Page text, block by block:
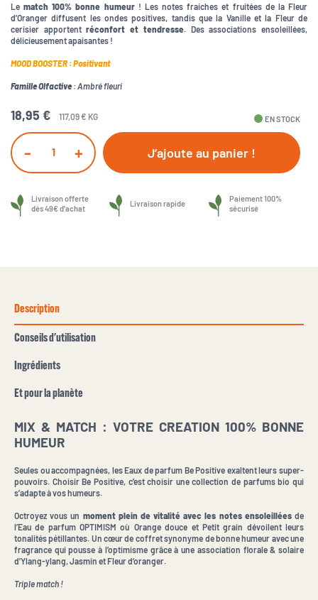
Lematch 100% bonne humeur! Les notes fraiches et fruitées de la Fleur
d’Oranger diffusent les ondes positives, tandis que la Vanille et la Fleur de
cerisier apportentréconfort et tendresse. Des associations ensoleillées,
délicieusement apaisantes !
MOOD BOOSTER : Positivant
Famille Olfactive: Ambré fleuri
18,95 € 117,09 € KG fiber_manual_record EN STOCK
- + J’ajoute au panier !
Livraison offerte
dès 49€ d’achat
Livraison rapide
Paiement 100%
sécurisé
Description
Conseils d'utilisation
Ingrédients
Et pour la planète
MIX & MATCH : VOTRE CREATION 100% BONNE
HUMEUR
Seules ou accompagnées, les Eaux de parfum Be Positive exaltent leurs super-
pouvoirs. Choisir Be Positive, c’est choisir une collection de parfums bio qui
s’adapte à vos humeurs.
Octroyez vous un moment plein de vitalité avec les notes ensoleilléesde
l’Eau de parfum OPTIMISM où Orange douce et Petit grain dévoilent leurs
tonalités pétillantes. Un cœur de coffret synonyme de bonne humeur avec une
fragrance qui pousse à l’optimisme grâce à une association florale & solaire
d’Ylang-ylang, Jasmin et Fleur d’oranger.
Triple match !